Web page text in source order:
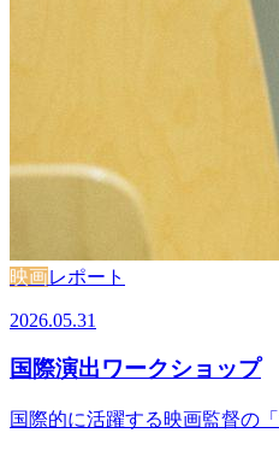
映画レポート
2026.05.31
国際演出ワークショップ
国際的に活躍する映画監督の